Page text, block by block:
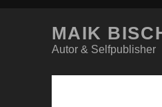
MAIK
Autor & Selfpublisher